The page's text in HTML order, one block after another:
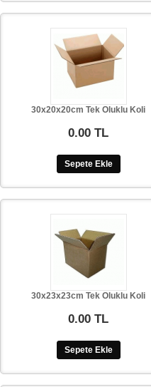
30x20x20cm Tek Oluklu Koli
0.00 TL
Sepete Ekle
30x23x23cm Tek Oluklu Koli
0.00 TL
Sepete Ekle